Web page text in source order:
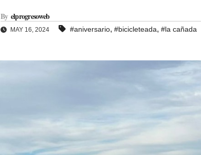
By elprogresoweb
MAY 16, 2024 #aniversario, #bicicleteada, #la cañada